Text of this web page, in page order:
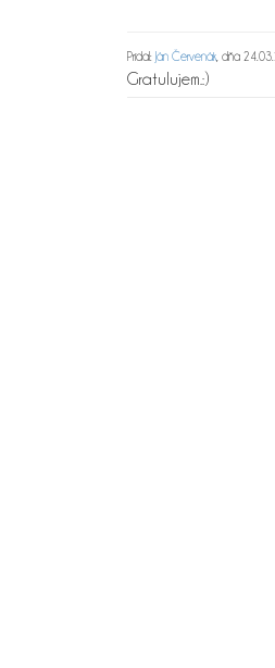
Pridal: Ján Červenák, dňa
Gratulujem.:)